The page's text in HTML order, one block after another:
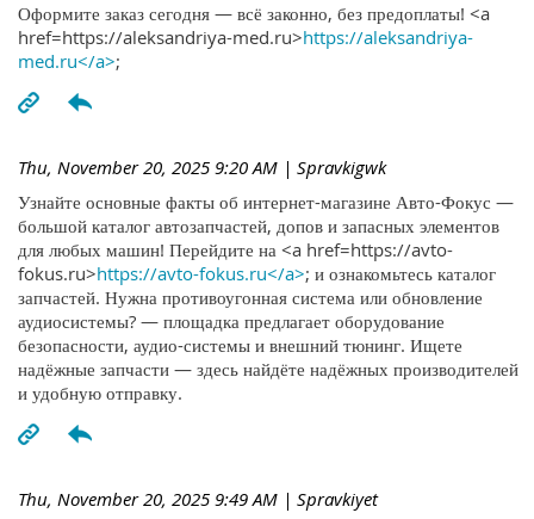
Оформите заказ сегодня — всё законно, без предоплаты! <a
href=https://aleksandriya-med.ru>https://aleksandriya-
med.ru</a>;
Thu, November 20, 2025 9:20 AM | Spravkigwk
Узнайте основные факты об интернет-магазине Авто-Фокус —
большой каталог автозапчастей, допов и запасных элементов
для любых машин! Перейдите на <a href=https://avto-
fokus.ru>https://avto-fokus.ru</a>; и ознакомьтесь каталог
запчастей. Нужна противоугонная система или обновление
аудиосистемы? — площадка предлагает оборудование
безопасности, аудио-системы и внешний тюнинг. Ищете
надёжные запчасти — здесь найдёте надёжных производителей
и удобную отправку.
Thu, November 20, 2025 9:49 AM | Spravkiyet